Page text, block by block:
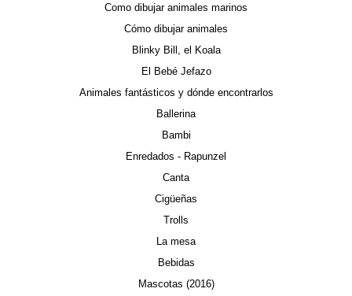
Como dibujar animales marinos
Cómo dibujar animales
Blinky Bill, el Koala
El Bebé Jefazo
Animales fantásticos y dónde encontrarlos
Ballerina
Bambi
Enredados - Rapunzel
Canta
Cigüeñas
Trolls
La mesa
Bebidas
Mascotas (2016)